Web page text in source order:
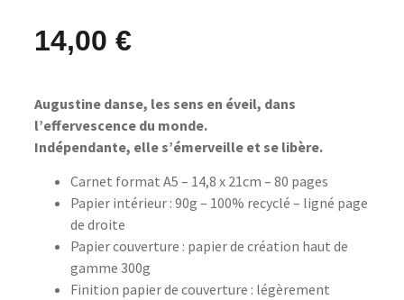
14,00 €
Augustine danse, les sens en éveil, dans
l’effervescence du monde.
Indépendante, elle s’émerveille et se libère.
Carnet format A5 – 14,8 x 21cm – 80 pages
Papier intérieur : 90g – 100% recyclé – ligné page
de droite
Papier couverture : papier de création haut de
gamme 300g
Finition papier de couverture : légèrement